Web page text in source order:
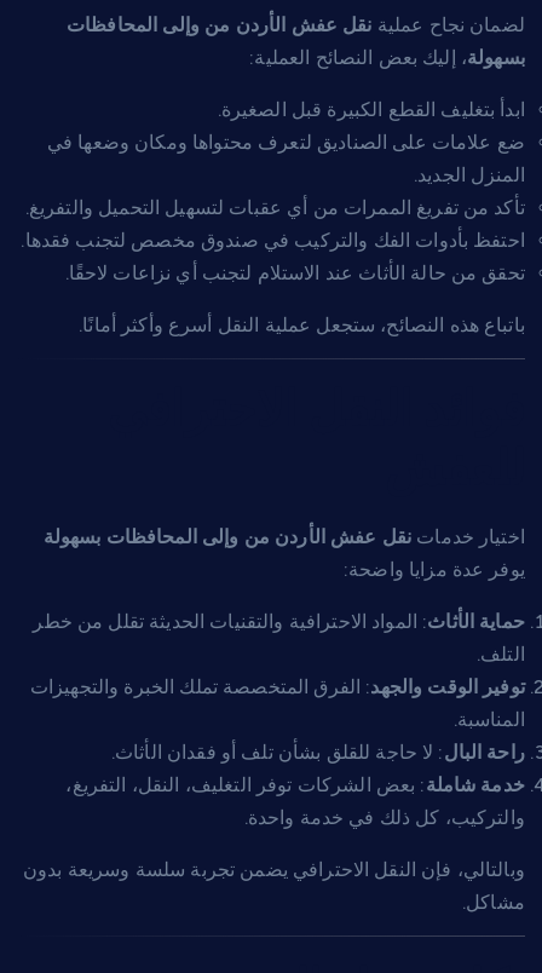
لضمان نجاح عملية نقل عفش الأردن من وإلى المحافظات
بسهولة، إليك بعض النصائح العملية:
ابدأ بتغليف القطع الكبيرة قبل الصغيرة.
ضع علامات على الصناديق لتعرف محتواها ومكان وضعها في
المنزل الجديد.
تأكد من تفريغ الممرات من أي عقبات لتسهيل التحميل والتفريغ.
احتفظ بأدوات الفك والتركيب في صندوق مخصص لتجنب فقدها.
تحقق من حالة الأثاث عند الاستلام لتجنب أي نزاعات لاحقًا.
باتباع هذه النصائح، ستجعل عملية النقل أسرع وأكثر أمانًا.
اختيار خدمات نقل عفش الأردن من وإلى المحافظات بسهولة
يوفر عدة مزايا واضحة:
حماية الأثاث: المواد الاحترافية والتقنيات الحديثة تقلل من خطر
التلف.
توفير الوقت والجهد: الفرق المتخصصة تملك الخبرة والتجهيزات
المناسبة.
راحة البال: لا حاجة للقلق بشأن تلف أو فقدان الأثاث.
خدمة شاملة: بعض الشركات توفر التغليف، النقل، التفريغ،
والتركيب، كل ذلك في خدمة واحدة.
وبالتالي، فإن النقل الاحترافي يضمن تجربة سلسة وسريعة بدون
مشاكل.